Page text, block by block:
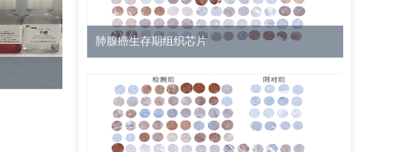
肺腺癌生存期组织芯片